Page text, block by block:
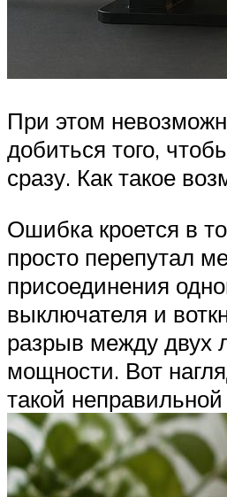
При этом
добиться того,
сразу. Как такое
Ошибка кроется в
просто перепутал
присоединения
выключателя и
разрыв между двух
мощности. Вот
такой